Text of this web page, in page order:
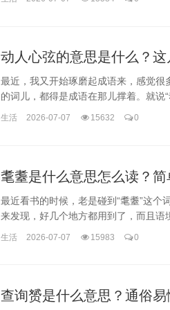
动人心弦的意思是什么？
最近，我又开始琢磨起成语来，感觉
的词儿，都得是成语在那儿撑着。就说“
生活 2026-07-07 15632 0
耄耋是什么意思怎么读？
最近看书的时候，老是碰到“耄耋”这
来发现，好几个地方都用到了，而且语
生活 2026-07-07 15983 0
查询赟是什么意思？通俗易